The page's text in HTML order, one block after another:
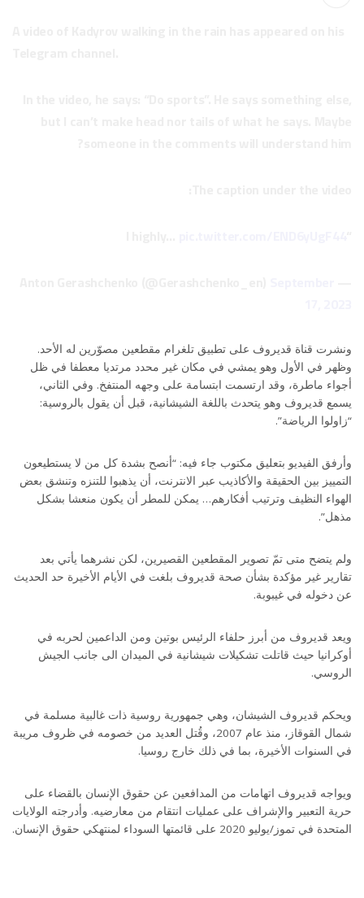
ونشرت قناة قديروف على تطبيق تلغرام مقطعين مصوّرين له الأحد.
وظهر في الأول وهو يمشي في مكان غير محدد مرتديا معطفا في ظل
أجواء ماطرة، وقد ارتسمت ابتسامة على وجهه المنتفخ. وفي الثاني،
يسمع قديروف وهو يتحدث باللغة الشيشانية، قبل أن يقول بالروسية:
“زاولوا الرياضة”.
وأرفق الفيديو بتعليق مكتوب جاء فيه: “أنصح بشدة كل من لا يستطيعون
التمييز بين الحقيقة والأكاذيب عبر الانترنت، أن يذهبوا للتنزه وتنشق بعض
الهواء النظيف وترتيب أفكارهم… يمكن للمطر أن يكون منعشا بشكل
مذهل”.
ولم يتضح متى تمّ تصوير المقطعين القصيرين، لكن نشرهما يأتي بعد
تقارير غير مؤكدة بشأن صحة قديروف بلغت في الأيام الأخيرة حد الحديث
عن دخوله في غيبوبة.
ويعد قديروف من أبرز حلفاء الرئيس بوتين ومن الداعمين لحربه في
أوكرانيا حيث قاتلت تشكيلات شيشانية في الميدان الى جانب الجيش
الروسي.
ويحكم قديروف الشيشان، وهي جمهورية روسية ذات غالبية مسلمة في
شمال القوقاز، منذ عام 2007، وقُتل العديد من خصومه في ظروف مريبة
في السنوات الأخيرة، بما في ذلك خارج روسيا.
ويواجه قديروف اتهامات من المدافعين عن حقوق الإنسان بالقضاء على
حرية التعبير والإشراف على عمليات انتقام من معارضيه. وأدرجته الولايات
المتحدة في تموز/يوليو 2020 على قائمتها السوداء لمنتهكي حقوق الإنسان.